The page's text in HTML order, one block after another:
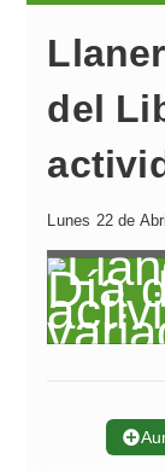
del
Lunes 22 de
➕